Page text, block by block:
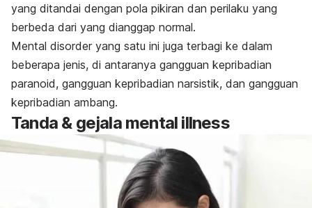
yang ditandai dengan pola pikiran dan perilaku yang
berbeda dari yang dianggap normal.
Mental disorder yang satu ini juga terbagi ke dalam
beberapa jenis, di antaranya gangguan kepribadian
paranoid, gangguan kepribadian narsistik, dan gangguan
kepribadian ambang.
Tanda & gejala mental illness